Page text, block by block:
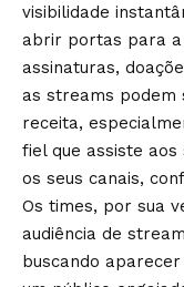
visibilidade
abrir portas para a
assinaturas,
as streams
receita,
fiel que assiste aos
os seus canais,
Os times, por sua
audiência de
buscando